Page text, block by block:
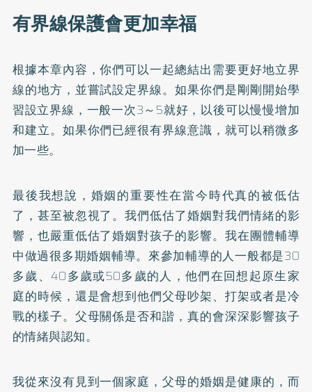
有界線保護會更加幸福
根據本章內容，你們可以一起總結出需要更好地立界
線的地方，並嘗試設定界線。如果你們是剛剛開始學
習設立界線，一般一次3～5就好，以後可以慢慢增加
和建立。如果你們已經很有界線意識，就可以稍微多
加一些。
最後我想說，婚姻的重要性在當今時代真的被低估
了，甚至被忽視了。我們低估了婚姻對我們情緒的影
響，也嚴重低估了婚姻對孩子的影響。我在團體輔導
中做過很多期婚姻輔導。來參加輔導的人一般都是30
多歲、40多歲或50多歲的人，他們在回想起原生家
庭的時候，還是會想到他們父母吵架、打架或者是冷
戰的樣子。父母關係是否和諧，真的會深深影響孩子
的情緒與認知。
我從來沒有見到一個家庭，父母的婚姻是健康的，而